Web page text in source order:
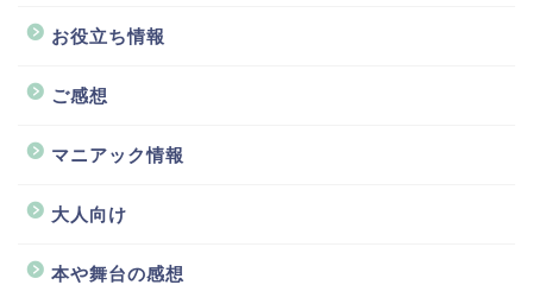
お役立ち情報
ご感想
マニアック情報
大人向け
本や舞台の感想